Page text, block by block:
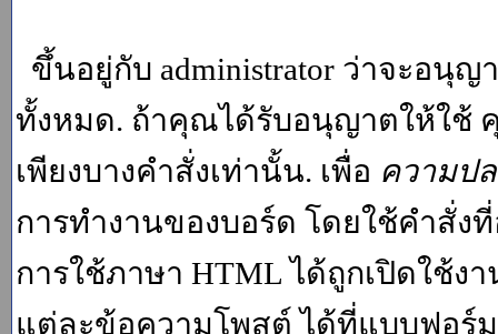
ขึ้นอยู่กับ administrator ว่าจะอนุ
ทั้งหมด. ถ้าคุณได้รับอนุญาตให้ใช้
เพียงบางคำสั่งเท่านั้น. เพื่อ ความป
การทำงานของบอร์ด โดยใช้คำสั่ง
การใช้ภาษา HTML ได้ถูกเปิดใช้
แต่ละข้อความโพสต์ ได้ที่แบบฟอร์